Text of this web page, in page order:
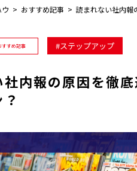
おすすめ記事 読まれない社内報
すすめ記事 ステップアップ
内報の原因を徹